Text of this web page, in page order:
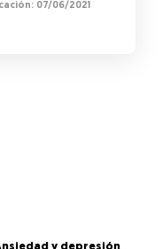
07/06/2021